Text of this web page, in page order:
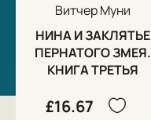
Витчер Муни
НИНА И ЗАКЛЯТЬЕ
ПЕРНАТОГО ЗМЕЯ.
КНИГА ТРЕТЬЯ
£16.67